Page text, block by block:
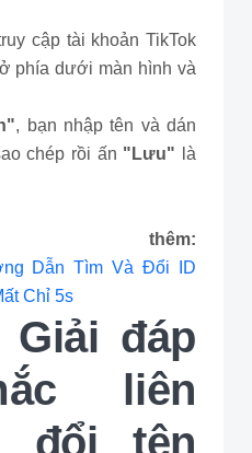
cập tài khoản TikTok
ở phía dưới màn hình và
, bạn nhập tên và dán
chép rồi ấn "Lưu" là
Dẫn Tìm Và Đổi ID
Chỉ 5s
Giải đáp
liên
đổi tên